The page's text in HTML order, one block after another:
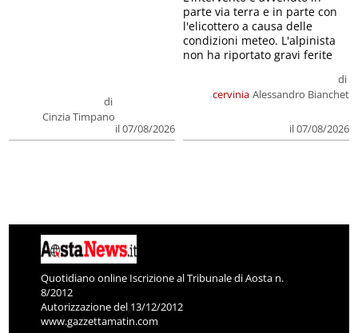
di
Cinzia Timpano
il 07/08/2026
cervinia
di
Alessandro Bianchet
il 07/08/2026
parte via terra e in parte con
l'elicottero a causa delle
condizioni meteo. L'alpinista
non ha riportato gravi ferite
Quotidiano online Iscrizione al Tribunale di Aosta n.
8/2012
Autorizzazione del 13/12/2012
www.gazzettamatin.com